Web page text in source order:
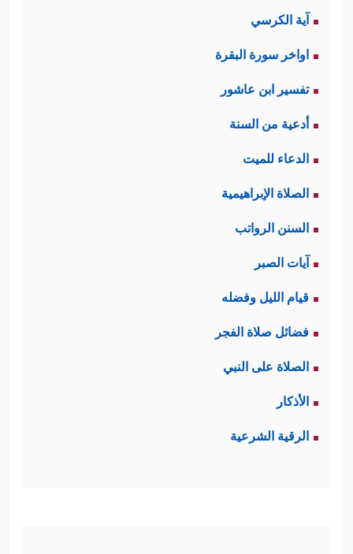
آية الكرسي
اواخر سورة البقرة
تفسير ابن عاشور
أدعية من السنة
الدعاء للميت
الصلاة الإبراهيمية
السنن الرواتب
آيات الصبر
قيام الليل وفضله
فضائل صلاة الفجر
الصلاة على النبي
الأذكار
الرقية الشرعية